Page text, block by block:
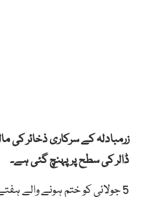
ڈالر کی سطح پر پہنچ گئی ہے۔
5 جولائی کو ختم ہونے والے